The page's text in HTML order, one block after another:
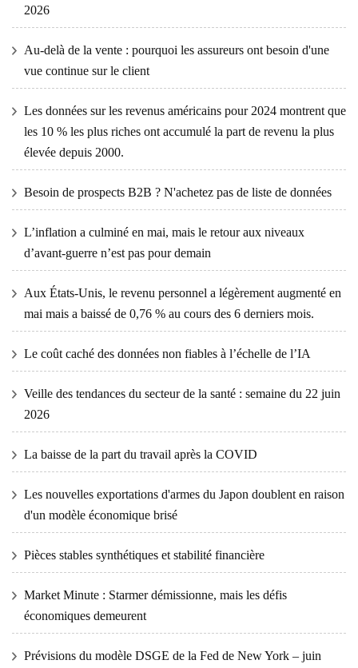
2026
Au-delà de la vente : pourquoi les assureurs ont besoin d'une
vue continue sur le client
Les données sur les revenus américains pour 2024 montrent que
les 10 % les plus riches ont accumulé la part de revenu la plus
élevée depuis 2000.
Besoin de prospects B2B ? N'achetez pas de liste de données
L’inflation a culminé en mai, mais le retour aux niveaux
d’avant-guerre n’est pas pour demain
Aux États-Unis, le revenu personnel a légèrement augmenté en
mai mais a baissé de 0,76 % au cours des 6 derniers mois.
Le coût caché des données non fiables à l’échelle de l’IA
Veille des tendances du secteur de la santé : semaine du 22 juin
2026
La baisse de la part du travail après la COVID
Les nouvelles exportations d'armes du Japon doublent en raison
d'un modèle économique brisé
Pièces stables synthétiques et stabilité financière
Market Minute : Starmer démissionne, mais les défis
économiques demeurent
Prévisions du modèle DSGE de la Fed de New York – juin